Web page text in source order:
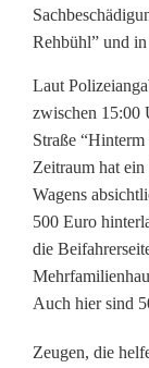
a
s
i
c
h
t
l
i
Rehbühl” und
Laut
zwischen 15:00
Straße
Zeitraum hat
Wagens
500 Euro
die
Auch hier sind
Zeugen, die